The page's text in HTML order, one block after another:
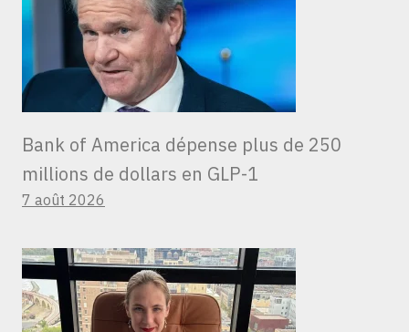
Bank of America dépense plus de 250
millions de dollars en GLP-1
7 août 2026